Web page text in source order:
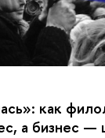
как
а бизнес —